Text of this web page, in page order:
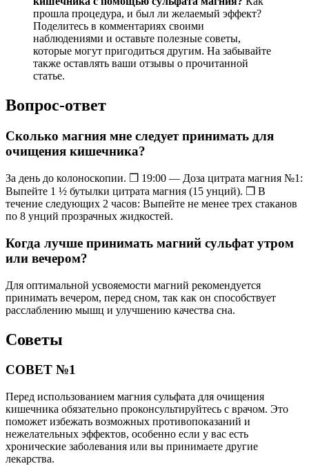
прошла процедура, и был ли желаемый эффект?
Поделитесь в комментариях своими
наблюдениями и оставьте полезные советы,
которые могут пригодиться другим. На забывайте
также оставлять ваши отзывы о прочитанной
статье.
Вопрос-ответ
Сколько магния мне следует принимать для
очищения кишечника?
За день до колоноскопии. ❒ 19:00 — Доза цитрата магния №1:
Выпейте 1 ½ бутылки цитрата магния (15 унций). ❒ В
течение следующих 2 часов: Выпейте не менее трех стаканов
по 8 унций прозрачных жидкостей.
Когда лучше принимать магний сульфат утром
или вечером?
Для оптимальной усвояемости магний рекомендуется
принимать вечером, перед сном, так как он способствует
расслаблению мышц и улучшению качества сна.
Советы
СОВЕТ №1
Перед использованием магния сульфата для очищения
кишечника обязательно проконсультируйтесь с врачом. Это
поможет избежать возможных противопоказаний и
нежелательных эффектов, особенно если у вас есть
хронические заболевания или вы принимаете другие
лекарства.